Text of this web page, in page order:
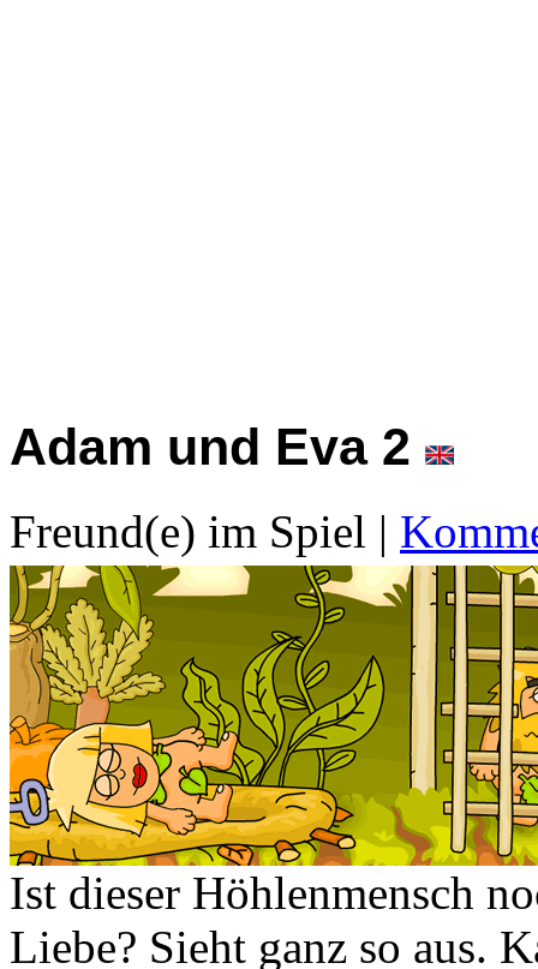
Adam und Eva 2
Freund(e) im Spiel |
Ist dieser Höhlenmensch
Liebe? Sieht ganz so aus.